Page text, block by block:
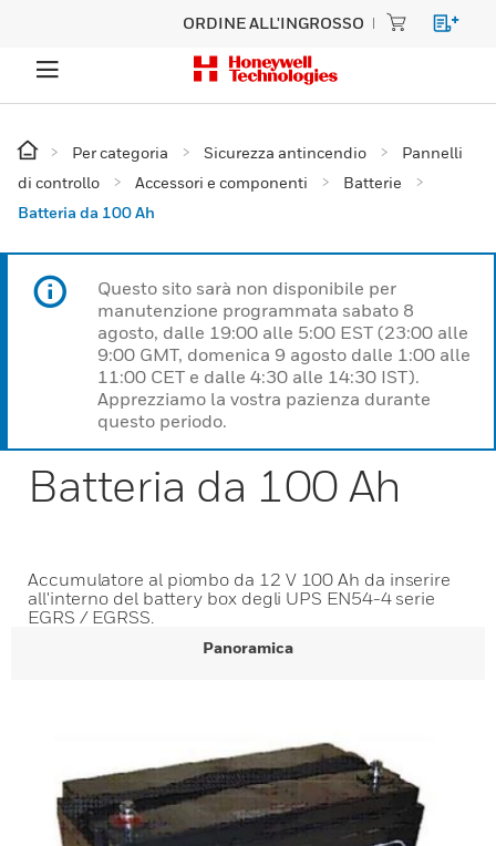
ORDINE ALL'INGROSSO
Per categoria Sicurezza antincendio
Pannelli
di controllo
Accessori e componenti
Batterie
Batteria da 100 Ah
Questo sito sarà non disponibile per
manutenzione programmata sabato 8
agosto, dalle 19:00 alle 5:00 EST (23:00 alle
9:00 GMT, domenica 9 agosto dalle 1:00 alle
11:00 CET e dalle 4:30 alle 14:30 IST).
Apprezziamo la vostra pazienza durante
questo periodo.
Batteria da 100 Ah
Accumulatore al piombo da 12 V 100 Ah da inserire
all'interno del battery box degli UPS EN54-4 serie
EGRS / EGRSS.
Panoramica